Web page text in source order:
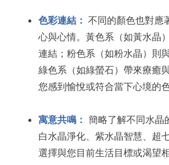
色彩連結： 不同的顏色也對應
心與心情。黃色系（如黃水晶
連結；粉色系（如粉水晶）則
綠色系（如綠螢石）帶來療癒
您感到愉悅或符合當下心境的色
寓意共鳴： 簡略了解不同水晶
白水晶淨化、紫水晶智慧、超
選擇與您目前生活目標或渴望